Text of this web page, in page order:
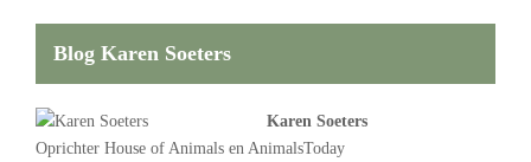
Blog Karen Soeters
Karen Soeters
Oprichter House of Animals en AnimalsToday